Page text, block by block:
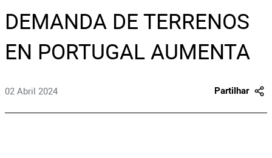
DEMANDA DE TERRENOS
EN PORTUGAL AUMENTA
02 Abril 2024 Partilhar